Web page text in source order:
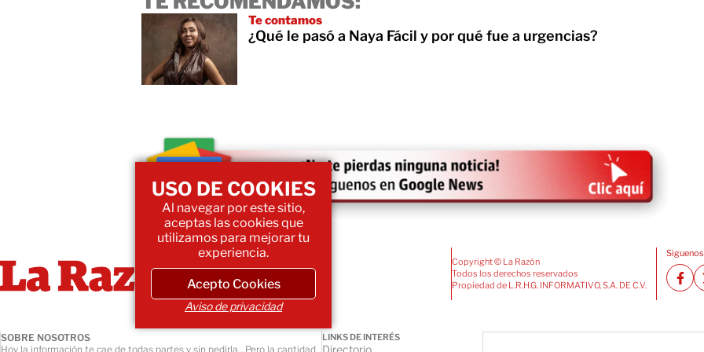
Te contamos
¿Qué le pasó a Naya Fácil y por qué fue a urgencias?
Copyright © La Razón
Todos los derechos reservados
Propiedad de L.R.H.G. INFORMATIVO, S.A. DE C.V.
SOBRE NOSOTROS
Hoy la información te cae de todas partes y sin pedirla... Pero la cantidad
LINKS DE INTERÉS
USO DE COOKIES
Al navegar por este sitio,
aceptas las cookies que
utilizamos para mejorar tu
experiencia.
Acepto Cookies
Aviso de privacidad